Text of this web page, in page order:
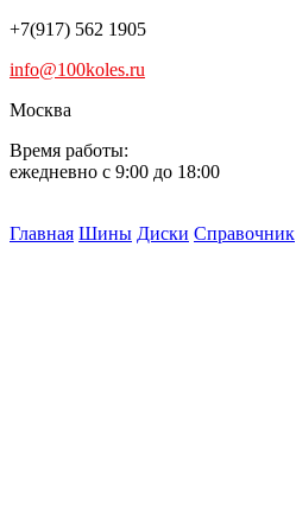
+7(917) 562 1905
info@100koles.ru
Москва
Время работы:
ежедневно с 9:00 до 18:00
Главная Шины Диски Справочник